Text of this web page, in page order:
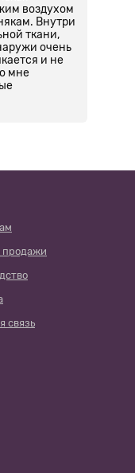
воздухом
Внутри
ткани,
очень
и не
мне
продажи
связь